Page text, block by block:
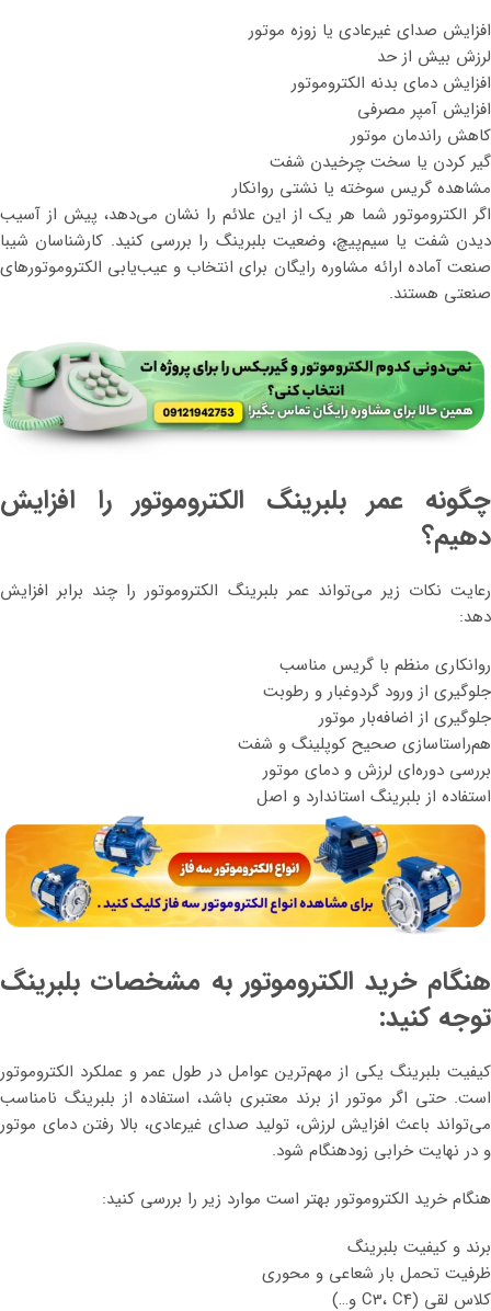
افزایش صدای غیرعادی یا زوزه موتور
لرزش بیش از حد
افزایش دمای بدنه الکتروموتور
افزایش آمپر مصرفی
کاهش راندمان موتور
گیر کردن یا سخت چرخیدن شفت
مشاهده گریس سوخته یا نشتی روانکار
اگر الکتروموتور شما هر یک از این علائم را نشان می‌دهد، پیش از آسیب
دیدن شفت یا سیم‌پیچ، وضعیت بلبرینگ را بررسی کنید. کارشناسان شیبا
صنعت آماده ارائه مشاوره رایگان برای انتخاب و عیب‌یابی الکتروموتورهای
صنعتی هستند.
چگونه عمر بلبرینگ الکتروموتور را افزایش
دهیم؟
رعایت نکات زیر می‌تواند عمر بلبرینگ الکتروموتور را چند برابر افزایش
دهد:
روانکاری منظم با گریس مناسب
جلوگیری از ورود گردوغبار و رطوبت
جلوگیری از اضافه‌بار موتور
هم‌راستاسازی صحیح کوپلینگ و شفت
بررسی دوره‌ای لرزش و دمای موتور
استفاده از بلبرینگ استاندارد و اصل
هنگام خرید الکتروموتور به مشخصات بلبرینگ
توجه کنید:
کیفیت بلبرینگ یکی از مهم‌ترین عوامل در طول عمر و عملکرد الکتروموتور
است. حتی اگر موتور از برند معتبری باشد، استفاده از بلبرینگ نامناسب
می‌تواند باعث افزایش لرزش، تولید صدای غیرعادی، بالا رفتن دمای موتور
و در نهایت خرابی زودهنگام شود.
هنگام خرید الکتروموتور بهتر است موارد زیر را بررسی کنید:
برند و کیفیت بلبرینگ
ظرفیت تحمل بار شعاعی و محوری
کلاس لقی (C3، C4 و…)